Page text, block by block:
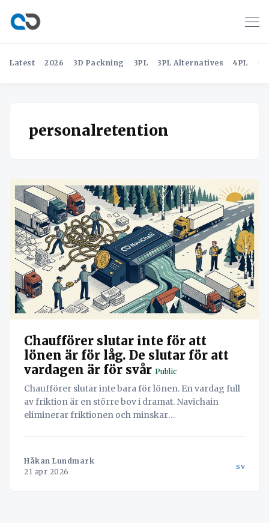
Latest 2026 3D Packning 3PL 3PL Alternatives 4PL
personalretention
Chaufförer slutar inte för att
lönen är för låg. De slutar för att
vardagen är för svår Public
Chaufförer slutar inte bara för lönen. En vardag full
av friktion är en större bov i dramat. Navichain
eliminerar friktionen och minskar
Håkan Lundmark
21 apr 2026
sv